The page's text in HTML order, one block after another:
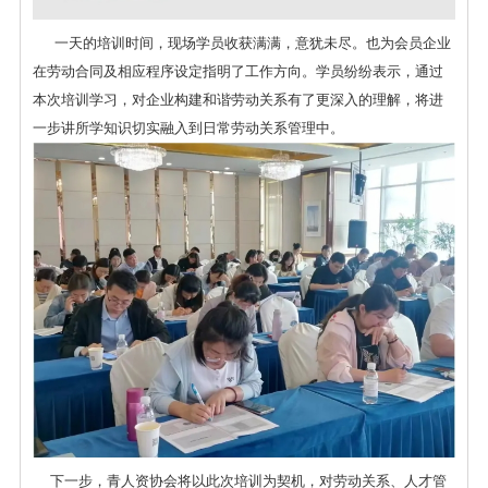
一天的培训时间，现场学员收获满满，意犹未尽。也为会员企业
在劳动合同及相应程序设定指明了工作方向。学员纷纷表示，通过
本次培训学习，对企业构建和谐劳动关系有了更深入的理解，将进
一步讲所学知识切实融入到日常劳动关系管理中。
下一步，青人资协会将以此次培训为契机，对劳动关系、人才管